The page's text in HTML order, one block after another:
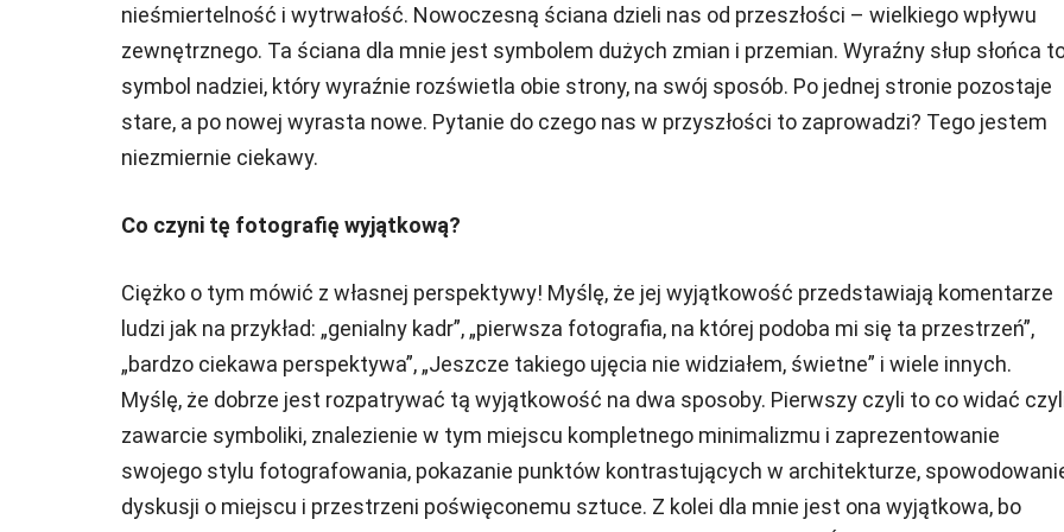
nieśmiertelność i wytrwałość. Nowoczesną ściana dzieli nas od przeszłości – wielkiego wpływu
zewnętrznego. Ta ściana dla mnie jest symbolem dużych zmian i przemian. Wyraźny słup słońca
symbol nadziei, który wyraźnie rozświetla obie strony, na swój sposób. Po jednej stronie pozostaje
stare, a po nowej wyrasta nowe. Pytanie do czego nas w przyszłości to zaprowadzi? Tego jestem
niezmiernie ciekawy.
Co czyni tę fotografię wyjątkową?
Ciężko o tym mówić z własnej perspektywy! Myślę, że jej wyjątkowość przedstawiają komentarze
ludzi jak na przykład: „genialny kadr”, „pierwsza fotografia, na której podoba mi się ta przestrzeń”,
„bardzo ciekawa perspektywa”, „Jeszcze takiego ujęcia nie widziałem, świetne” i wiele innych.
Myślę, że dobrze jest rozpatrywać tą wyjątkowość na dwa sposoby. Pierwszy czyli to co widać
zawarcie symboliki, znalezienie w tym miejscu kompletnego minimalizmu i zaprezentowanie
swojego stylu fotografowania, pokazanie punktów kontrastujących w architekturze,
dyskusji o miejscu i przestrzeni poświęconemu sztuce. Z kolei dla mnie jest ona wyjątkowa, bo